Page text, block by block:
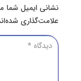
نشانی ایمیل شما
علامت‌گذاری